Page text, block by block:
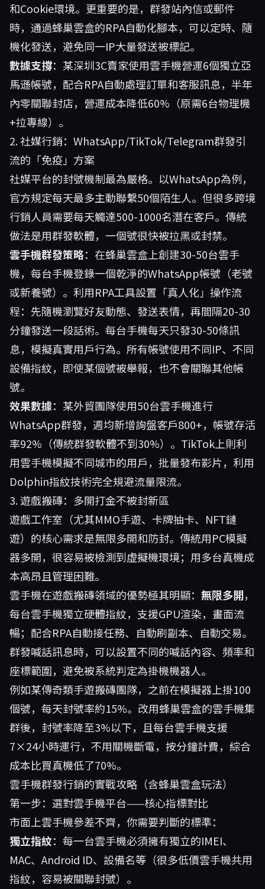
和Cookie環境。更重要的是，群發站內信或郵件
時，通過蜂巢雲盒的RPA自動化腳本，可以定時、隨
機化發送，避免同一IP大量發送被標記。
數據支撐：某深圳3C賣家使用雲手機營運6個獨立亞
馬遜帳號，配合RPA自動處理訂單和客服訊息，半年
內零關聯封店，營運成本降低60%（原需6台物理機
+拉專線）。
2. 社媒行銷：WhatsApp/TikTok/Telegram群發引
流的「免疫」方案
社媒平台的封號機制最為嚴格。以WhatsApp為例，
官方規定每天最多主動聯繫50個陌生人。但很多跨境
行銷人員需要每天觸達500-1000名潛在客戶。傳統
做法是用群發軟體，一個號很快被拉黑或封禁。
雲手機群發策略：在蜂巢雲盒 上創建30-50台雲手
機，每台手機登錄一個乾淨的WhatsApp帳號（老號
或新養號）。利用RPA工具設置「真人化」操作流
程：先隨機瀏覽好友動態、發送表情，再間隔20-30
分鐘發送一段話術。每台手機每天只發30-50條訊
息，模擬真實用戶行為。所有帳號使用不同IP、不同
設備指紋，即使某個號被舉報，也不會關聯其他帳
號。
效果數據：某外貿團隊使用50台雲手機進行
WhatsApp群發，週均新增詢盤客戶800+，帳號存活
率92%（傳統群發軟體不到30%）。TikTok上則利
用雲手機模擬不同城市的用戶，批量發布影片，利用
Dolphin指紋技術完全規避流量限流。
3. 遊戲搬磚：多開打金不被封新區
遊戲工作室（尤其MMO手遊、卡牌抽卡、NFT鏈
遊）的核心需求是無限多開和防封。傳統用PC模擬
器多開，很容易被檢測到虛擬機環境；用多台真機成
本高昂且管理困難。
雲手機在遊戲搬磚領域的優勢極其明顯： 無限多開，
每台雲手機獨立硬體指紋，支援GPU渲染，畫面流
暢；配合RPA自動接任務、自動刷副本、自動交易。
群發喊話訊息時，可以設置不同的喊話內容、頻率和
座標範圍，避免被系統判定為掛機機器人。
例如某傳奇類手遊搬磚團隊，之前在模擬器上掛100
個號，每天封號率約15%。改用蜂巢雲盒的雲手機集
群後，封號率降至3%以下，且每台雲手機支援
7×24小時運行，不用關機斷電，按分鐘計費，綜合
成本比買真機低了70%。
雲手機群發行銷的實戰攻略（含蜂巢雲盒玩法）
第一步：選對雲手機平台——核心指標對比
市面上雲手機參差不齊，你需要判斷的標準：
獨立指紋：每一台雲手機必須擁有獨立的IMEI、
MAC、Android ID、設備名等（很多低價雲手機共用
指紋，容易被關聯封號）。